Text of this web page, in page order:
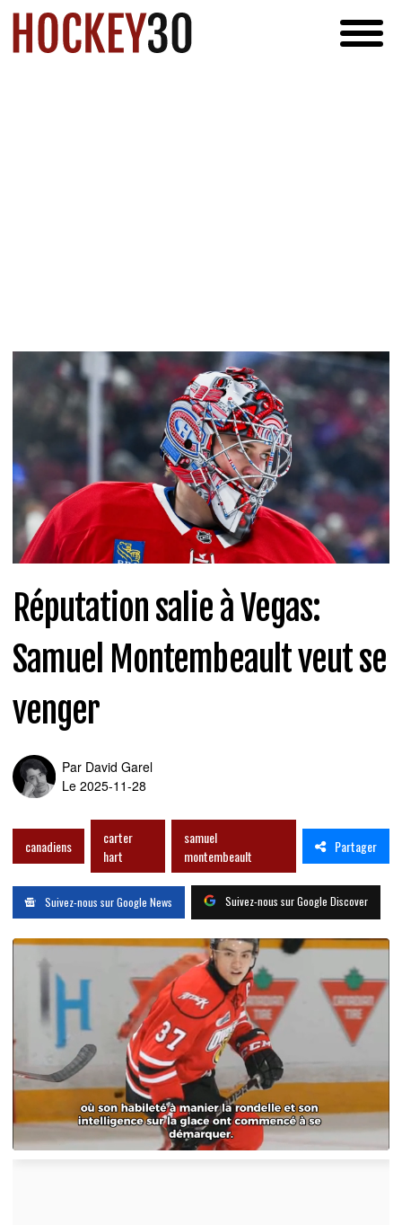
Réputation salie à Vegas:
Samuel Montembeault veut se
venger
Par David Garel
Le 2025-11-28
canadiens
carter
hart
samuel
montembeault
Partager
Suivez-nous sur Google News Suivez-nous sur Google Discover